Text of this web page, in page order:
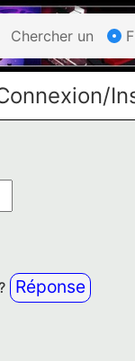
Chercher un
Réponse